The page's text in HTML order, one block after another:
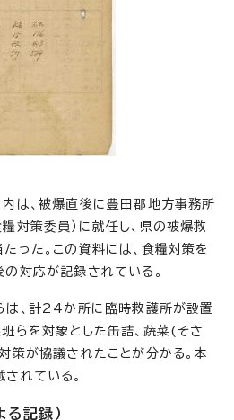
は、被爆直後に豊田郡地方事務所
対策委員）に就任し、県の被爆救
った。この資料には、食糧対策を
対応が記録されている。
、計24か所に臨時救護所が設置
らを対象とした缶詰、蔬菜(そさ
策が協議されたことが分かる。本
れている。
記録）